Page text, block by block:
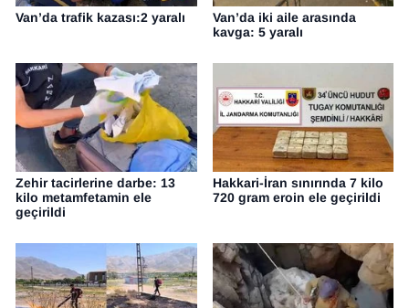
Van’da trafik kazası:2 yaralı
Van’da iki aile arasında
kavga: 5 yaralı
Zehir tacirlerine darbe: 13
kilo metamfetamin ele
geçirildi
Hakkari-İran sınırında 7 kilo
720 gram eroin ele geçirildi